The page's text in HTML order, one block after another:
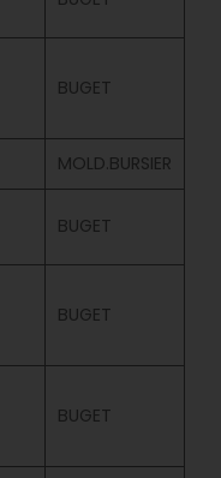
BUGET
MOLD.BURSIER
BUGET
BUGET
BUGET